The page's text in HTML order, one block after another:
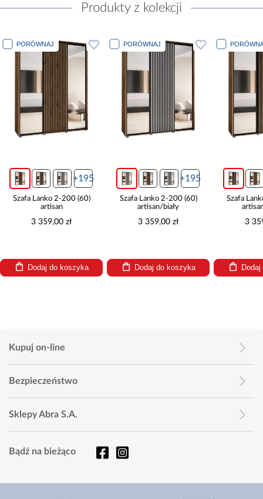
Produkty z kolekcji
+195
(60)
PORÓWNAJ
+195
Szafa Lanko 2-200 (60)
3 359,00 zł
Dodaj do koszyka
PORÓWNAJ
+195
Szafa Lanko 2-200 (60)
artisan/czarny
3 359,00 zł
Dodaj do koszyka
Kupuj on-line
Bezpieczeństwo
Sklepy Abra S.A.
Bądź na bieżąco